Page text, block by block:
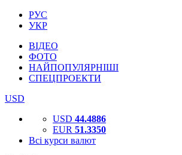
РУС
УКР
ВІДЕО
ФОТО
НАЙПОПУЛЯРНІШІ
СПЕЦПРОЕКТИ
USD
USD 44.4886
EUR 51.3350
Всі курси валют